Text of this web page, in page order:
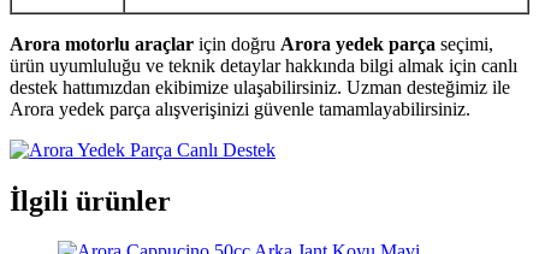
Arora motorlu araçlar için doğru Arora yedek parça seçimi,
ürün uyumluluğu ve teknik detaylar hakkında bilgi almak için canlı
destek hattımızdan ekibimize ulaşabilirsiniz. Uzman desteğimiz ile
Arora yedek parça alışverişinizi güvenle tamamlayabilirsiniz.
İlgili ürünler